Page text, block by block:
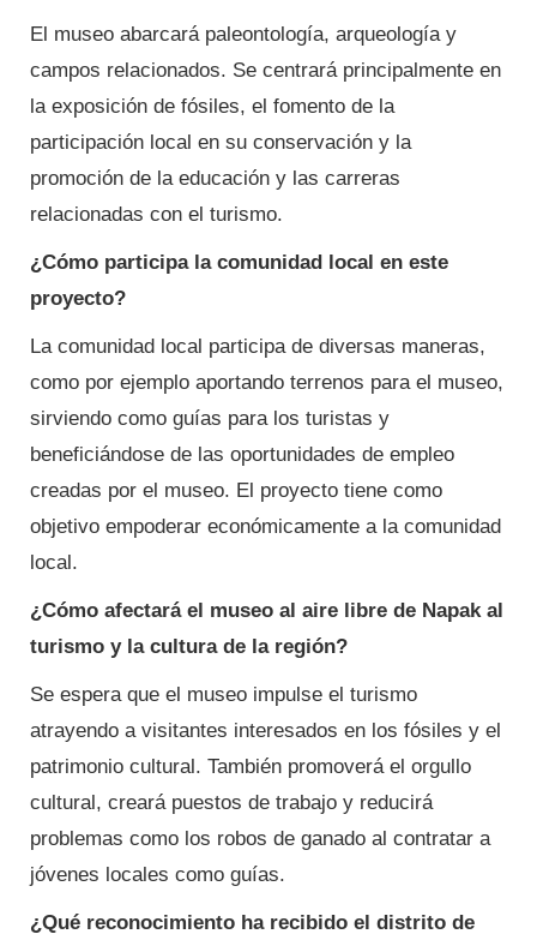
El museo abarcará paleontología, arqueología y
campos relacionados. Se centrará principalmente en
la exposición de fósiles, el fomento de la
participación local en su conservación y la
promoción de la educación y las carreras
relacionadas con el turismo.
¿Cómo participa la comunidad local en este
proyecto?
La comunidad local participa de diversas maneras,
como por ejemplo aportando terrenos para el museo,
sirviendo como guías para los turistas y
beneficiándose de las oportunidades de empleo
creadas por el museo. El proyecto tiene como
objetivo empoderar económicamente a la comunidad
local.
¿Cómo afectará el museo al aire libre de Napak al
turismo y la cultura de la región?
Se espera que el museo impulse el turismo
atrayendo a visitantes interesados ​​en los fósiles y el
patrimonio cultural. También promoverá el orgullo
cultural, creará puestos de trabajo y reducirá
problemas como los robos de ganado al contratar a
jóvenes locales como guías.
¿Qué reconocimiento ha recibido el distrito de